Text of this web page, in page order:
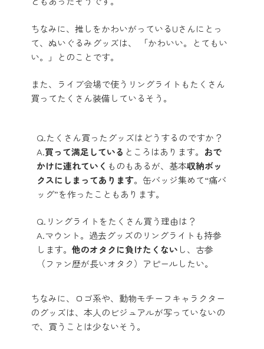
ちなみに、推しをかわいがっているUさんにとっ
て、ぬいぐるみグッズは、
「かわいい。とてもい
い。」とのことです。
また、ライブ会場で使うリングライトもたくさん
買ってたくさん装備しているそう。
Q.たくさん買ったグッズはどうするのですか？
A.買って満足している ところはあります。 おで
かけに連れていく ものもあるが、基本収納ボッ
クスにしまってあります。缶バッジ集めて“痛バ
ッグ”を作ったこともあります。
Q.リングライトをたくさん買う理由は？
A.マウント。過去グッズのリングライトも持参
します。 他のオタクに負けたくない し、古参
（ファン歴が長いオタク）アピールしたい。
ちなみに、ロゴ系や、動物モチーフキャラクター
のグッズは、本人のビジュアルが写っていないの
で、買うことは少ないそう。